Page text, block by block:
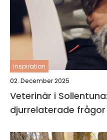
inspiration
02. December 2025
Veterinär i
djurrelaterade frågor